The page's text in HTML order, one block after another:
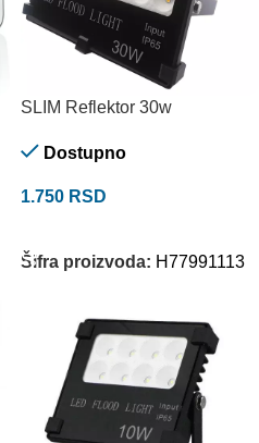
SLIM Reflektor 30w
Dostupno
1.750 RSD
Šifra proizvoda: H77991113